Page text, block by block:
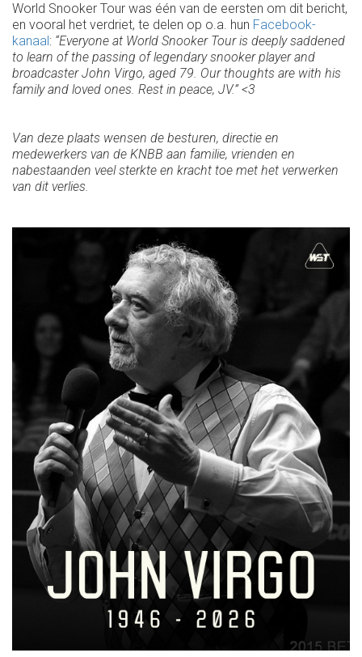
World Snooker Tour was één van de eersten om dit bericht,
en vooral het verdriet, te delen op o.a. hun Facebook-
kanaal: “Everyone at World Snooker Tour is deeply saddened
to learn of the passing of legendary snooker player and
broadcaster John Virgo, aged 79. Our thoughts are with his
family and loved ones. Rest in peace, JV.” <3
Van deze plaats wensen de besturen, directie en
medewerkers van de KNBB aan familie, vrienden en
nabestaanden veel sterkte en kracht toe met het verwerken
van dit verlies.